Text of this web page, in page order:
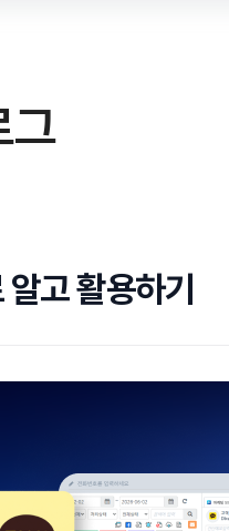
그
고 활용하기